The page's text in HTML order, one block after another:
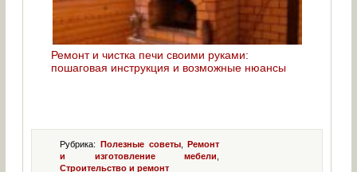
Ремонт и чистка печи своими руками:
пошаговая инструкция и возможные нюансы
Рубрика: Полезные советы,Ремонт
и изготовление мебели
Строительство и ремонт